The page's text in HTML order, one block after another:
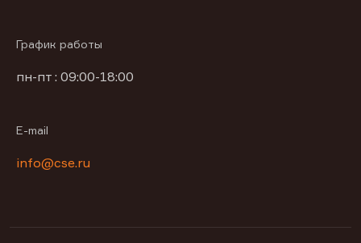
График работы
пн-пт : 09:00-18:00
E-mail
info@cse.ru